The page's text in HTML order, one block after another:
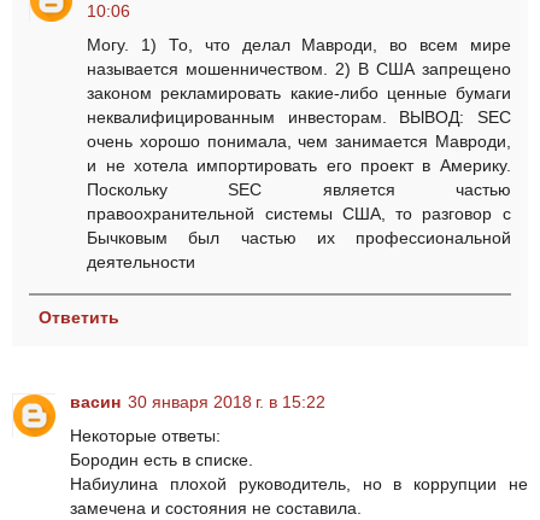
10:06
Могу. 1) То, что делал Мавроди, во всем мире
называется мошенничеством. 2) В США запрещено
законом рекламировать какие-либо ценные бумаги
неквалифицированным инвесторам. ВЫВОД: SEC
очень хорошо понимала, чем занимается Мавроди,
и не хотела импортировать его проект в Америку.
Поскольку SEC является частью
правоохранительной системы США, то разговор с
Бычковым был частью их профессиональной
деятельности
Ответить
васин 30 января 2018 г. в 15:22
Некоторые ответы:
Бородин есть в списке.
Набиулина плохой руководитель, но в коррупции не
замечена и состояния не составила.